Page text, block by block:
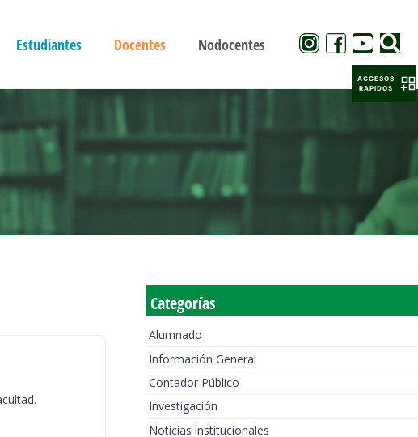
Estudiantes Docentes Nodocentes
Categorías
Alumnado
Información General
Contador Público
Investigación
Noticias institucionales
ACCESOS
RAPIDOS